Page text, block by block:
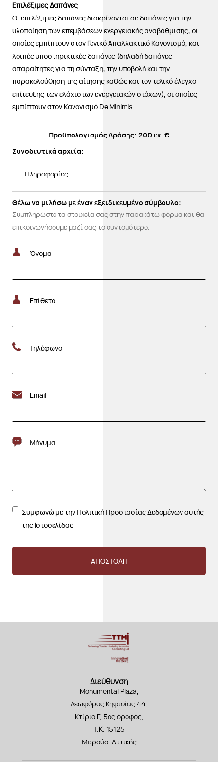
Επιλέξιμες Δαπάνες
Οι επιλέξιμες δαπάνες διακρίνονται σε δαπάνες για την
υλοποίηση των επεμβάσεων ενεργειακής αναβάθμισης, οι
οποίες εμπίπτουν στον Γενικό Απαλλακτικό Κανονισμό, και
λοιπές υποστηρικτικές δαπάνες (δηλαδή δαπάνες
απαραίτητες για τη σύνταξη, την υποβολή και την
παρακολούθηση της αίτησης καθώς και τον τελικό έλεγχο
επίτευξης των ελάχιστων ενεργειακών στόχων), οι οποίες
εμπίπτουν στον Κανονισμό De Minimis.
Προϋπολογισμός Δράσης: 200 εκ. €
Συνοδευτικά αρχεία:
Πληροφορίες
Θέλω να μιλήσω με έναν εξειδικευμένο σύμβουλο:
Συμπληρώστε τα στοιχεία σας στην παρακάτω φόρμα και θα
επικοινωνήσουμε μαζί σας το συντομότερο.
Όνομα
Επίθετο
Τηλέφωνο
Email
Μήνυμα
Συμφωνώ με την Πολιτική Προστασίας Δεδομένων αυτής
της Ιστοσελίδας
ΑΠΟΣΤΟΛΗ
Διεύθυνση
Monumental Plaza,
Λεωφόρος Κηφισίας 44,
Κτίριο Γ, 5ος όροφος,
Τ.Κ. 15125
Μαρούσι Αττικής